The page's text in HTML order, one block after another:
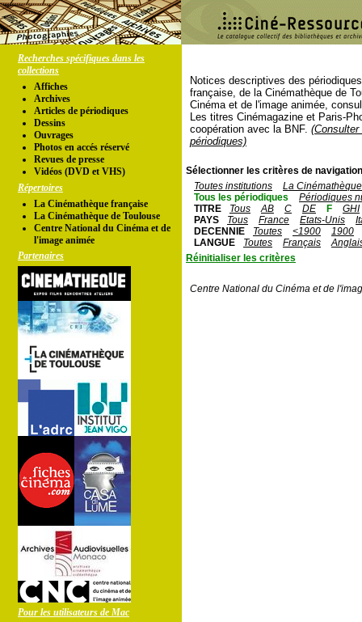
Recherches spécifiques dans les
collections
Affiches
Archives
Articles de périodiques
Dessins
Ouvrages
Photos en accés réservé
Revues de presse
Vidéos (DVD et VHS)
Répertoires
La Cinémathèque française
La Cinémathèque de Toulouse
Centre National du Cinéma et de
l'image animée
Partenaires
Pour les utilisateurs de Mac
Notices descriptives des
française, de la Cinémathèque de
Cinéma et de l'image animée,
Les titres Cinémagazine et Paris-
coopération avec la BNF.
périodiques)
Sélectionner les critères de
Toutes institutions
La
Tous les périodiques
Périodiques
TITRE
Tous AB C DE F
GHI
PAYS
Tous France Etats-Unis
DECENNIE
Toutes <1900
1900
LANGUE
Toutes Français
Réinitialiser les critères
Centre National du Cinéma et de